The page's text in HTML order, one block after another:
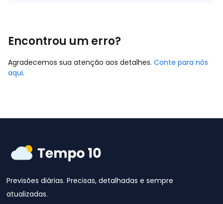
Encontrou um erro?
Agradecemos sua atenção aos detalhes. Conte para nós
aqui.
Previsões diárias. Precisas, detalhadas e sempre
atualizadas.